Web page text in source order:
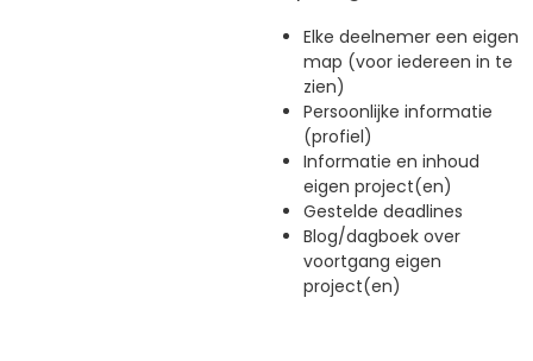
Elke deelnemer een eigen
map (voor iedereen in te
zien)
Persoonlijke informatie
(profiel)
Informatie en inhoud
eigen project(en)
Gestelde deadlines
Blog/dagboek over
voortgang eigen
project(en)